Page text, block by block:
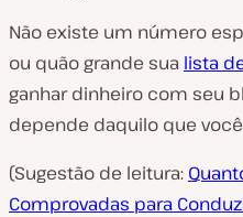
Não existe um número
ou quão grande sua lista
ganhar dinheiro com seu
depende daquilo que
(Sugestão de leitura:
Comprovadas para